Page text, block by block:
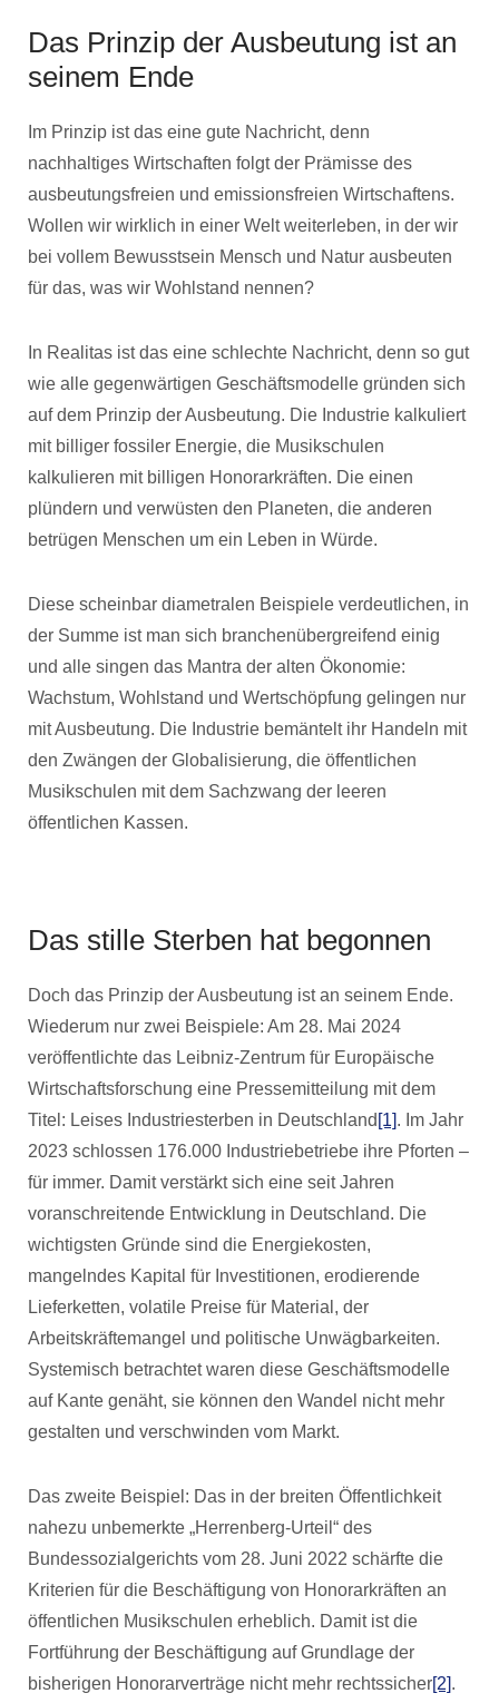
Das Prinzip der Ausbeutung ist an
seinem Ende
Im Prinzip ist das eine gute Nachricht, denn
nachhaltiges Wirtschaften folgt der Prämisse des
ausbeutungsfreien und emissionsfreien Wirtschaftens.
Wollen wir wirklich in einer Welt weiterleben, in der wir
bei vollem Bewusstsein Mensch und Natur ausbeuten
für das, was wir Wohlstand nennen?
In Realitas ist das eine schlechte Nachricht, denn so gut
wie alle gegenwärtigen Geschäftsmodelle gründen sich
auf dem Prinzip der Ausbeutung. Die Industrie kalkuliert
mit billiger fossiler Energie, die Musikschulen
kalkulieren mit billigen Honorarkräften. Die einen
plündern und verwüsten den Planeten, die anderen
betrügen Menschen um ein Leben in Würde.
Diese scheinbar diametralen Beispiele verdeutlichen, in
der Summe ist man sich branchenübergreifend einig
und alle singen das Mantra der alten Ökonomie:
Wachstum, Wohlstand und Wertschöpfung gelingen nur
mit Ausbeutung. Die Industrie bemäntelt ihr Handeln mit
den Zwängen der Globalisierung, die öffentlichen
Musikschulen mit dem Sachzwang der leeren
öffentlichen Kassen.
Das stille Sterben hat begonnen
Doch das Prinzip der Ausbeutung ist an seinem Ende.
Wiederum nur zwei Beispiele: Am 28. Mai 2024
veröffentlichte das Leibniz-Zentrum für Europäische
Wirtschaftsforschung eine Pressemitteilung mit dem
Titel: Leises Industriesterben in Deutschland [1]. Im Jahr
2023 schlossen 176.000 Industriebetriebe ihre Pforten –
für immer. Damit verstärkt sich eine seit Jahren
voranschreitende Entwicklung in Deutschland. Die
wichtigsten Gründe sind die Energiekosten,
mangelndes Kapital für Investitionen, erodierende
Lieferketten, volatile Preise für Material, der
Arbeitskräftemangel und politische Unwägbarkeiten.
Systemisch betrachtet waren diese Geschäftsmodelle
auf Kante genäht, sie können den Wandel nicht mehr
gestalten und verschwinden vom Markt.
Das zweite Beispiel: Das in der breiten Öffentlichkeit
nahezu unbemerkte „Herrenberg-Urteil“ des
Bundessozialgerichts vom 28. Juni 2022 schärfte die
Kriterien für die Beschäftigung von Honorarkräften an
öffentlichen Musikschulen erheblich. Damit ist die
Fortführung der Beschäftigung auf Grundlage der
bisherigen Honorarverträge nicht mehr rechtssicher[2].